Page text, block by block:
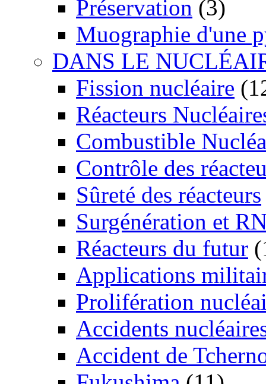
Préservation (3)
Muographie d'une
DANS LE
Fission nucléaire
Réacteurs
Combustible
Contrôle des
Sûreté des réacteurs
Surgénération et
Réacteurs du futur
Applications
Prolifération
Accidents
Accident de